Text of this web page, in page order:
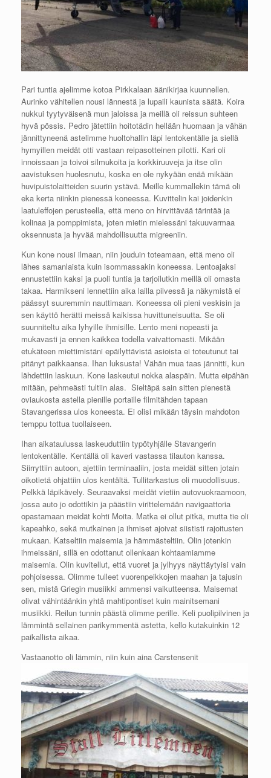
Pari tuntia ajelimme kotoa Pirkkalaan äänikirjaa kuunnellen.
Aurinko vähitellen nousi lännestä ja lupaili kaunista säätä. Koira
nukkui tyytyväisenä mun jaloissa ja meillä oli reissun suhteen
hyvä pössis. Pedro jätettiin hoitotädin hellään huomaan ja vähän
jännittyneenä astelimme huoltohallin läpi lentokentälle ja siellä
hymyillen meidät otti vastaan reipasotteinen pilotti. Kari oli
innoissaan ja toivoi silmukoita ja korkkiruuveja ja itse olin
aavistuksen huolesnutu, koska en ole nykyään enää mikään
huvipuistolaitteiden suurin ystävä. Meille kummallekin tämä oli
eka kerta niinkin pienessä koneessa. Kuvittelin kai joidenkin
laatuleffojen perusteella, että meno on hirvittävää tärintää ja
kolinaa ja pomppimista, joten mietin mielessäni takuuvarmaa
oksennusta ja hyvää mahdollisuutta migreeniin.
Kun kone nousi ilmaan, niin jouduin toteamaan, että meno oli
lähes samanlaista kuin isommassakin koneessa. Lentoajaksi
ennustettiin kaksi ja puoli tuntia ja tarjoilutkin meillä oli omasta
takaa. Harmikseni lennettiin aika lailla pilvessä ja näkymistä ei
päässyt suuremmin nauttimaan. Koneessa oli pieni veskisin ja
sen käyttö herätti meissä kaikissa huvittuneisuutta. Se oli
suunniteltu aika lyhyille ihmisille. Lento meni nopeasti ja
mukavasti ja ennen kaikkea todella vaivattomasti. Mikään
etukäteen miettimistäni epäilyttävistä asioista ei toteutunut tai
pitänyt paikkaansa. Ihan luksusta! Vähän mua taas jännitti, kun
lähdettiin laskuun. Kone laskeutui nokka alaspäin. Mutta eipähän
mitään, pehmeästi tultiin alas. Sieltäpä sain sitten pienestä
oviaukosta astella pienille portaille filmitähden tapaan
Stavangerissa ulos koneesta. Ei olisi mikään täysin mahdoton
temppu tottua tuollaiseen.
Ihan aikataulussa laskeuduttiin typötyhjälle Stavangerin
lentokentälle. Kentällä oli kaveri vastassa tilauton kanssa.
Siirryttiin autoon, ajettiin terminaaliin, josta meidät sitten jotain
oikotietä ohjattiin ulos kentältä. Tullitarkastus oli muodollisuus.
Pelkkä läpikävely. Seuraavaksi meidät vietiin autovuokraamoon,
jossa auto jo odottikin ja päästiin virittelemään navigaattoria
opastamaan meidät kohti Moita. Matka ei ollut pitkä, mutta tie oli
kapeahko, sekä mutkainen ja ihmiset ajoivat siististi rajoitusten
mukaan. Katseltiin maisemia ja hämmästeltiin. Olin jotenkin
ihmeissäni, sillä en odottanut ollenkaan kohtaamiamme
maisemia. Olin kuvitellut, että vuoret ja jylhyys näyttäytyisi vain
pohjoisessa. Olimme tulleet vuorenpeikkojen maahan ja tajusin
sen, mistä Griegin musiikki ammensi vaikutteensa. Maisemat
olivat vähintäänkin yhtä mahtipontiset kuin mainitsemani
musiikki. Reilun tunnin päästä olimme perille. Keli puolipilvinen ja
lämmintä sellainen parikymmentä astetta, kello kutakuinkin 12
paikallista aikaa.
Vastaanotto oli lämmin, niin kuin aina Carstensenit